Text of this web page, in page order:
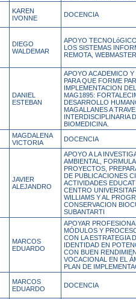
KAREN
IVONNE
DOCENCIA
DIEGO
WALDEMAR
APOYO
LOS SISTEMAS
REMOTA,
DANIEL
ESTEBAN
APOYO ACADEMICO
PARA QUE FORME
IMPLEMENTACION
MAG1895:
DESARROLLO
MAGALLANES A
INTERDISCIPLINARIA
BIOMEDICINA.
MAGDALENA
VICTORIA
DOCENCIA
JAVIER
ALEJANDRO
APOYO A LA
AMBIENTAL,
PROYECTOS,
DE PUBLICACIONES
ACTIVIDADES
CENTRO
WILLIAMS Y AL
CONSERVACION
SUBANTARTI
MARCOS
EDUARDO
APOYAR
MÓDULOS Y
CON LA ESTRATEGIA
IDENTIDAD EN
CON BUEN
VOCACIONAL EN EL
PLAN DE
MARCOS
EDUARDO
DOCENCIA